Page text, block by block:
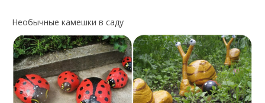
Необычные камешки в саду